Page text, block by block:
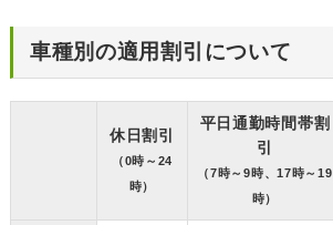
車種別の適用割引について
休日割引
（0時～24
時）
平日通勤時間帯割
引
（7時～9時、17時～19
時）